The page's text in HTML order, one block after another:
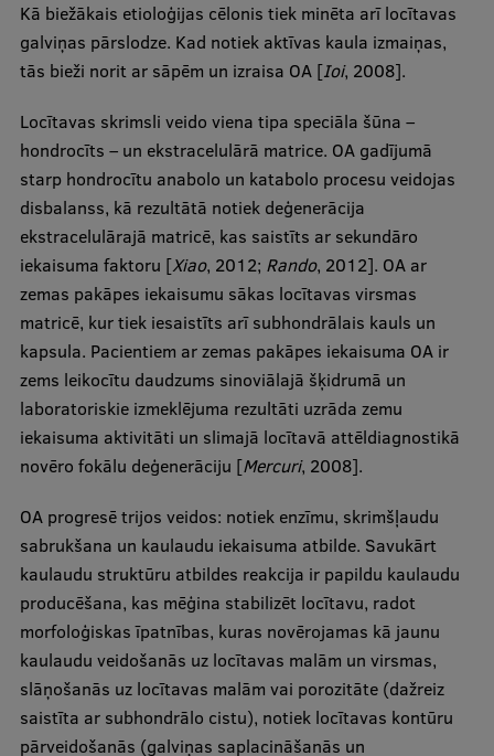
Kā biežākais etioloģijas cēlonis tiek minēta arī locītavas
galviņas pārslodze. Kad notiek aktīvas kaula izmaiņas,
tās bieži norit ar sāpēm un izraisa OA [Ioi, 2008].
Locītavas skrimsli veido viena tipa speciāla šūna –
hondrocīts – un ekstracelulārā matrice. OA gadījumā
starp hondrocītu anabolo un katabolo procesu veidojas
disbalanss, kā rezultātā notiek deģenerācija
ekstracelulārajā matricē, kas saistīts ar sekundāro
iekaisuma faktoru [Xiao, 2012; Rando, 2012]. OA ar
zemas pakāpes iekaisumu sākas locītavas virsmas
matricē, kur tiek iesaistīts arī subhondrālais kauls un
kapsula. Pacientiem ar zemas pakāpes iekaisuma OA ir
zems leikocītu daudzums sinoviālajā šķidrumā un
laboratoriskie izmeklējuma rezultāti uzrāda zemu
iekaisuma aktivitāti un slimajā locītavā attēldiagnostikā
novēro fokālu deģenerāciju [Mercuri, 2008].
OA progresē trijos veidos: notiek enzīmu, skrimšļaudu
sabrukšana un kaulaudu iekaisuma atbilde. Savukārt
kaulaudu struktūru atbildes reakcija ir papildu kaulaudu
producēšana, kas mēģina stabilizēt locītavu, radot
morfoloģiskas īpatnības, kuras novērojamas kā jaunu
kaulaudu veidošanās uz locītavas malām un virsmas,
slāņošanās uz locītavas malām vai porozitāte (dažreiz
saistīta ar subhondrālo cistu), notiek locītavas kontūru
pārveidošanās (galviņas saplacināšanās un